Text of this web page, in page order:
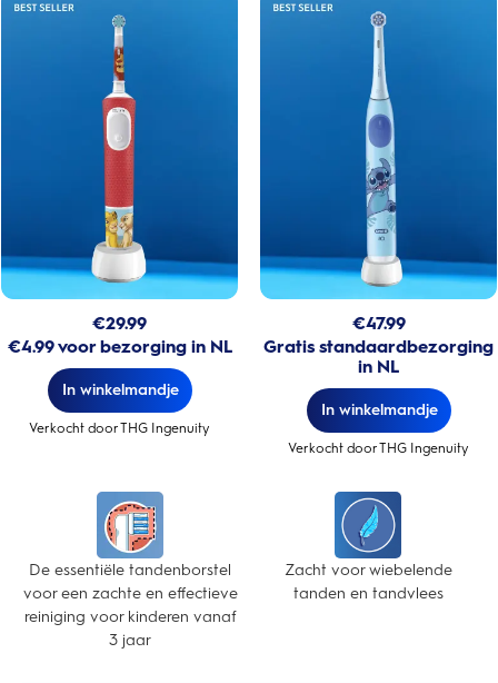
€29.99
€4.99 voor bezorging in NL
In winkelmandje
Verkocht door THG Ingenuity
€47.99
Gratis standaardbezorging
in NL
In winkelmandje
Verkocht door THG Ingenuity
De essentiële tandenborstel
voor een zachte en effectieve
reiniging voor kinderen vanaf
3 jaar
Zacht voor wiebelende
tanden en tandvlees